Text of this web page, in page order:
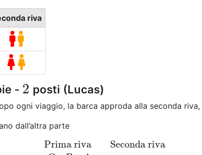
riva
- 2
2 posti (Lucas)
ogni viaggio, la barca approda alla seconda riva,
dall’altra parte
Prima riva Seconda riva
Prima rivaSeconda rivaCBA∙∙ ∙c∙∙∙ba